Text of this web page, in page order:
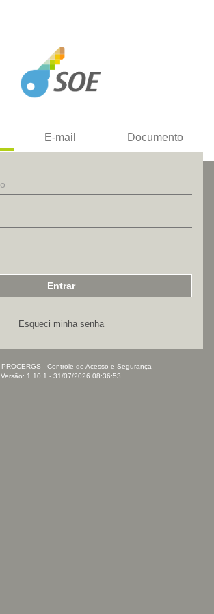
E-mail Documento
Esqueci minha senha
PROCERGS - Controle de Acesso e Segurança
Versão: 1.10.1 - 31/07/2026 08:36:53